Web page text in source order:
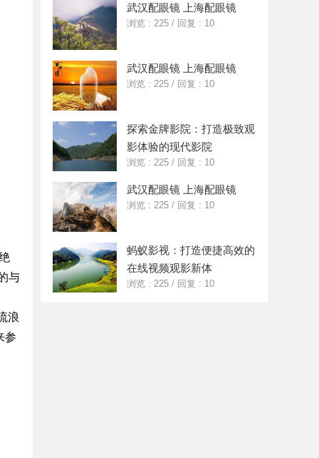
与
浪
参
武汉配眼镜 上海配眼镜
浏览 : 225 / 回复 : 10
武汉配眼镜 上海配眼镜
浏览 : 225 / 回复 : 10
探索金牌影院：打造极致观
影体验的现代影院
浏览 : 225 / 回复 : 10
武汉配眼镜 上海配眼镜
浏览 : 225 / 回复 : 10
蚂蚁影视：打造便捷高效的
在线视频观影新体
浏览 : 225 / 回复 : 10